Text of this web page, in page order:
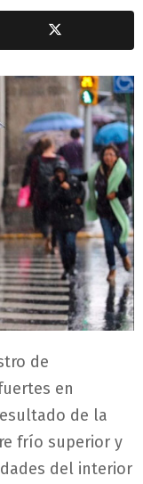
de
en
de la
frío superior y
del interior